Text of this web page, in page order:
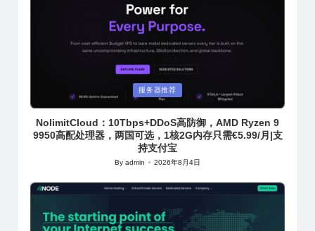
服务器推荐
NolimitCloud：10Tbps+DDoS高防御，AMD Ryzen 9
9950高配处理器，两国可选，1核2G内存只需€5.99/月|支
持支付宝
Posted
Byadmin 2026年8月4日